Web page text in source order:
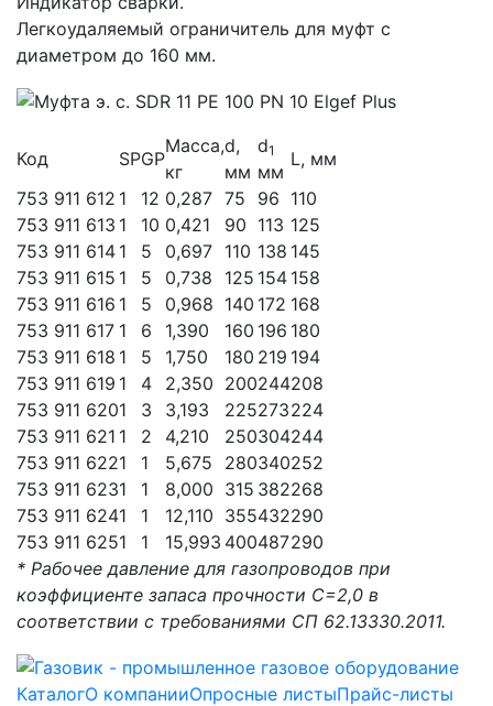
Легкоудаляемый ограничитель для муфт с
диаметром до 160 мм.
Код SPGP
Масса,
кг
d,
мм
d1
мм
L, мм
753 911 612
753 911 613
753 911 614
753 911 615
753 911 616
753 911 617
753 911 618
753 911 619
753 911 620
753 911 621
753 911 622
753 911 623
753 911 624
753 911 625
1
1
1
1
1
1
1
1
1
1
1
1
1
1
12
10
5
5
5
6
5
4
3
2
1
1
1
1
0,287
0,421
0,697
0,738
0,968
1,390
1,750
2,350
3,193
4,210
5,675
8,000
12,110
15,993
75
90
110
125
140
160
180
200
225
250
280
315
355
400
96
113
138
154
172
196
219
244
273
304
340
382
432
487
110
125
145
158
168
180
194
208
224
244
252
268
290
290
* Рабочее давление для газопроводов при
коэффициенте запаса прочности С=2,0 в
соответствии с требованиями СП 62.13330.2011.
КаталогО компанииОпросные листыПрайс-листы